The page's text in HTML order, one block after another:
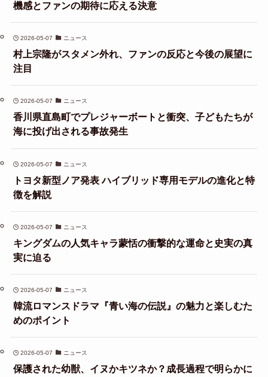
機感とファンの期待に応える決意
2026-05-07 ニュース
村上宗隆がスタメン外れ、ファンの反応と今後の展望に
注目
2026-05-07 ニュース
香川県直島町でプレジャーボートと衝突、子どもたちが
海に投げ出される事故発生
2026-05-07 ニュース
トヨタ新型ノア発表 ハイブリッド専用モデルの進化と特
徴を解説
2026-05-07 ニュース
キングダムの人気キャラ蒙恬の衝撃的な運命と史実の真
実に迫る
2026-05-07 ニュース
韓流ロマンスドラマ『青い海の伝説』の魅力と楽しむた
めのポイント
2026-05-07 ニュース
保護された幼獣、イヌかキツネか？成長過程で明らかに